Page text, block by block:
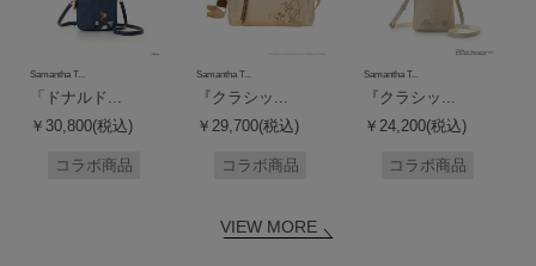
Samantha T...
「ドナルド...
￥30,800(税込)
コラボ商品
Samantha T...
『クラシッ...
￥29,700(税込)
コラボ商品
Samantha T...
『クラシッ...
￥24,200(税込)
コラボ商品
VIEW MORE